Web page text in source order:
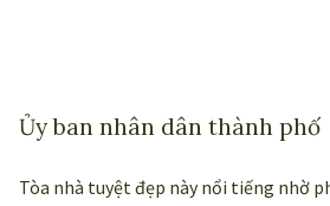
Ủy ban nhân dân thành phố
Tòa nhà tuyệt đẹp này nổi tiếng nhờ